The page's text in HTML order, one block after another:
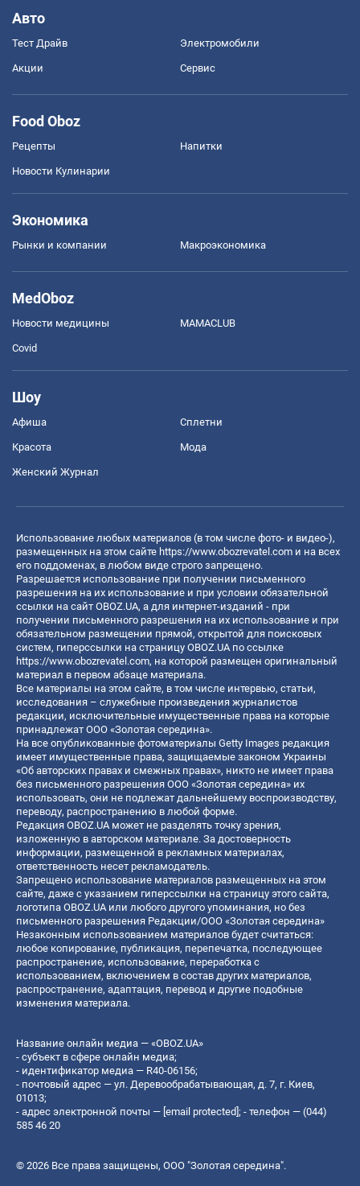
Авто
Тест Драйв Электромобили
Акции Сервис
Food Oboz
Рецепты Напитки
Новости Кулинарии
Экономика
Рынки и компании Mакроэкономика
MedOboz
Новости медицины MAMACLUB
Covid
Шоу
Афиша Сплетни
Красота Мода
Женский Журнал
Использование любых материалов (в том числе фото- и видео-),
размещенных на этом сайте https://www.obozrevatel.com и на всех
его поддоменах, в любом виде строго запрещено.
Разрешается использование при получении письменного
разрешения на их использование и при условии обязательной
ссылки на сайт OBOZ.UA, а для интернет-изданий - при
получении письменного разрешения на их использование и при
обязательном размещении прямой, открытой для поисковых
систем, гиперссылки на страницу OBOZ.UA по ссылке
https://www.obozrevatel.com, на которой размещен оригинальный
материал в первом абзаце материала.
Все материалы на этом сайте, в том числе интервью, статьи,
исследования – служебные произведения журналистов
редакции, исключительные имущественные права на которые
принадлежат ООО «Золотая середина».
На все опубликованные фотоматериалы Getty Images редакция
имеет имущественные права, защищаемые законом Украины
«Об авторских правах и смежных правах», никто не имеет права
без письменного разрешения ООО «Золотая середина» их
использовать, они не подлежат дальнейшему воспроизводству,
переводу, распространению в любой форме.
Редакция OBOZ.UA может не разделять точку зрения,
изложенную в авторском материале. За достоверность
информации, размещенной в рекламных материалах,
ответственность несет рекламодатель.
Запрещено использование материалов размещенных на этом
сайте, даже с указанием гиперссылки на страницу этого сайта,
логотипа OBOZ.UA или любого другого упоминания, но без
письменного разрешения Редакции/ООО «Золотая середина»
Незаконным использованием материалов будет считаться:
любое копирование, публикация, перепечатка, последующее
распространение, использование, переработка с
использованием, включением в состав других материалов,
распространение, адаптация, перевод и другие подобные
изменения материала.
Название онлайн медиа — «OBOZ.UA»
- субъект в сфере онлайн медиа;
- идентификатор медиа — R40-06156;
- почтовый адрес — ул. Деревообрабатывающая, д. 7, г. Киев,
01013;
- адрес электронной почты — [email protected] ; - телефон — (044)
585 46 20
© 2026 Все права защищены, ООО "Золотая середина".